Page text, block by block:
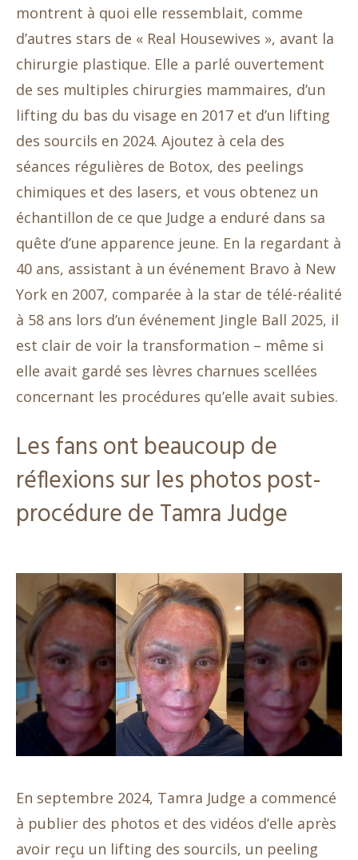
montrent à quoi elle ressemblait, comme
d’autres stars de « Real Housewives », avant la
chirurgie plastique. Elle a parlé ouvertement
de ses multiples chirurgies mammaires, d’un
lifting du bas du visage en 2017 et d’un lifting
des sourcils en 2024. Ajoutez à cela des
séances régulières de Botox, des peelings
chimiques et des lasers, et vous obtenez un
échantillon de ce que Judge a enduré dans sa
quête d’une apparence jeune. En la regardant à
40 ans, assistant à un événement Bravo à New
York en 2007, comparée à la star de télé-réalité
à 58 ans lors d’un événement Jingle Ball 2025, il
est clair de voir la transformation – même si
elle avait gardé ses lèvres charnues scellées
concernant les procédures qu’elle avait subies.
Les fans ont beaucoup de
réflexions sur les photos post-
procédure de Tamra Judge
En septembre 2024, Tamra Judge a commencé
à publier des photos et des vidéos d’elle après
avoir reçu un lifting des sourcils, un peeling